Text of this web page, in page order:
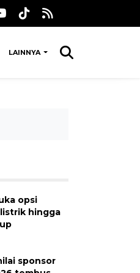
LAINNYA
opsi
hingga
sponsor